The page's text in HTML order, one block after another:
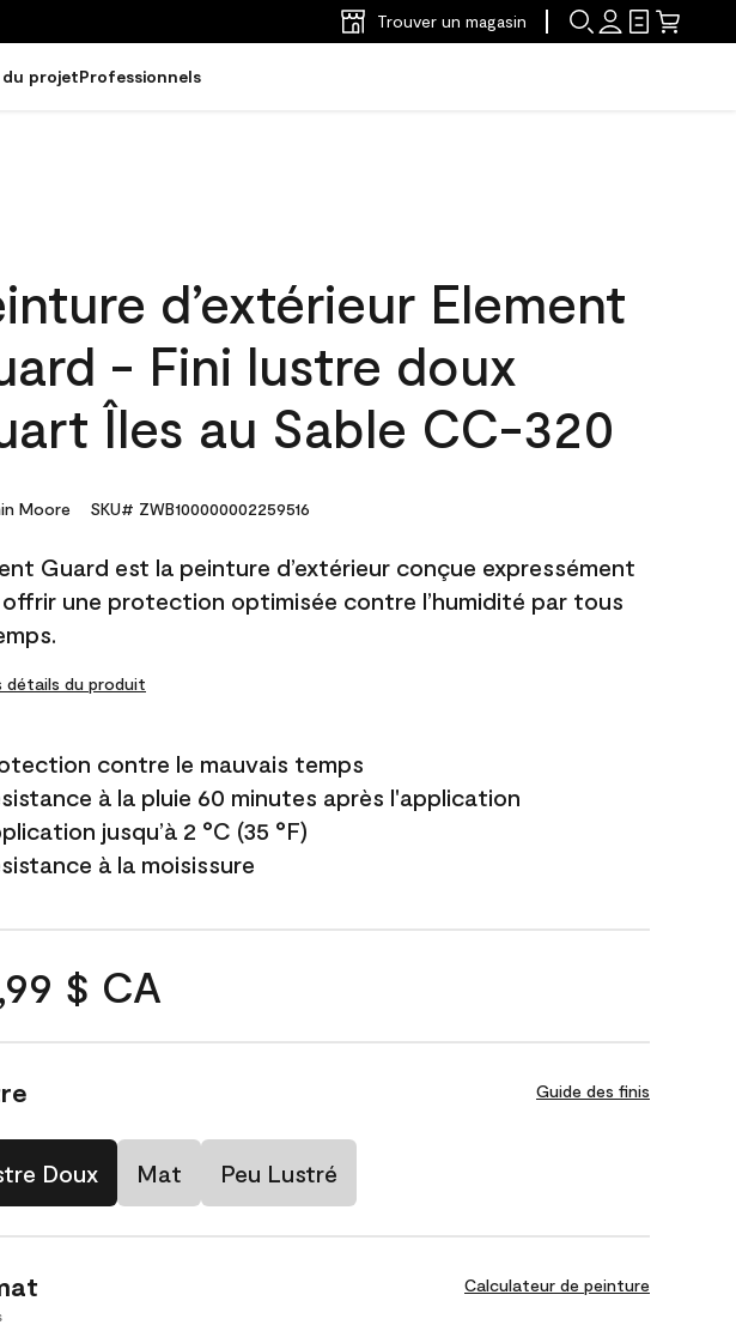
Trouver un magasin
projetProfessionnels
d’extérieur Element
- Fini lustre doux
Îles au Sable CC-320
Moore SKU# ZWB100000002259516
Guard est la peinture d’extérieur conçue expressément
une protection optimisée contre l’humidité par tous
détails du produit
contre le mauvais temps
à la pluie 60 minutes après l'application
jusqu’à 2 °C (35 °F)
à la moisissure
$ CA
Guide des finis
Doux Mat Peu Lustré
Calculateur de peinture